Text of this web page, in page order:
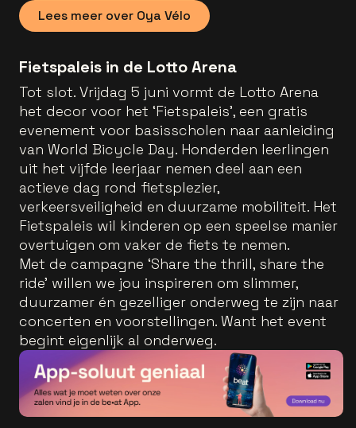
Lees meer over Oya Vélo
Fietspaleis in de Lotto Arena
Tot slot. Vrijdag 5 juni vormt de Lotto Arena
het decor voor het ‘Fietspaleis’, een gratis
evenement voor basisscholen naar aanleiding
van World Bicycle Day. Honderden leerlingen
uit het vijfde leerjaar nemen deel aan een
actieve dag rond fietsplezier,
verkeersveiligheid en duurzame mobiliteit. Het
Fietspaleis wil kinderen op een speelse manier
overtuigen om vaker de fiets te nemen.
Met de campagne ‘Share the thrill, share the
ride’ willen we jou inspireren om slimmer,
duurzamer én gezelliger onderweg te zijn naar
concerten en voorstellingen. Want het event
begint eigenlijk al onderweg.